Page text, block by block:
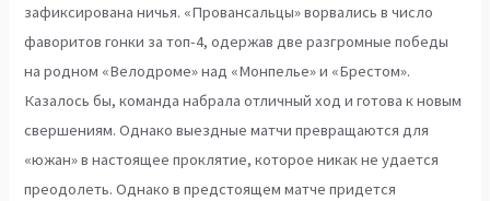
зафиксирована ничья. «Провансальцы» ворвались в число
фаворитов гонки за топ-4, одержав две разгромные победы
на родном «Велодроме» над «Монпелье» и «Брестом».
Казалось бы, команда набрала отличный ход и готова к новым
свершениям. Однако выездные матчи превращаются для
«южан» в настоящее проклятие, которое никак не удается
преодолеть. Однако в предстоящем матче придется